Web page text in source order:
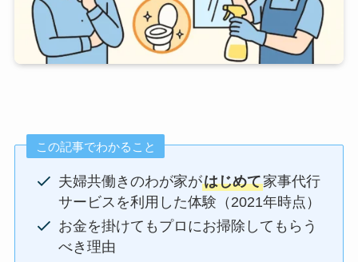
この記事でわかること
夫婦共働きのわが家がはじめて家事代行
サービスを利用した体験（2021年時点）
お金を掛けてもプロにお掃除してもらう
べき理由